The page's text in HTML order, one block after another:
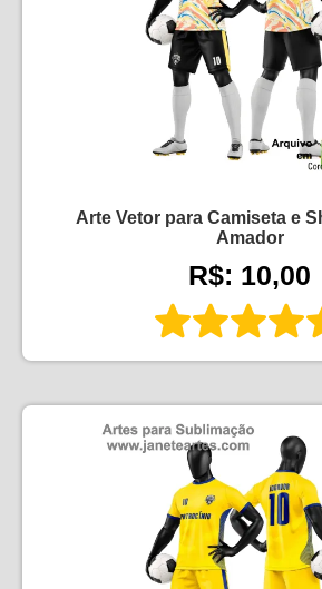
Arte Vetor para Camiseta e
Amador
R$: 10,00